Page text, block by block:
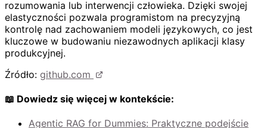
rozumowania lub interwencji człowieka. Dzięki swojej
elastyczności pozwala programistom na precyzyjną
kontrolę nad zachowaniem modeli językowych, co jest
kluczowe w budowaniu niezawodnych aplikacji klasy
produkcyjnej.
Źródło: github.com
📖 Dowiedz się więcej w kontekście:
Agentic RAG for Dummies: Praktyczne podejście